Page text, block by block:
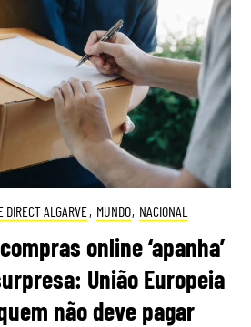
DIRECT ALGARVE, MUNDO, NACIONAL
online ‘apanha’
União Europeia
não deve pagar